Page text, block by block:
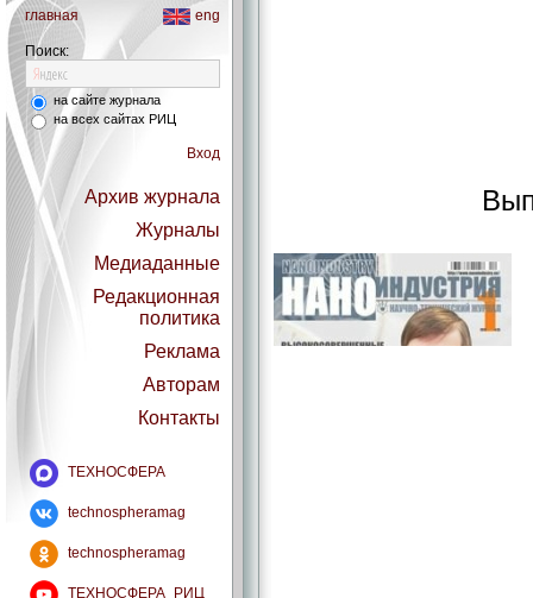
главная eng
Поиск:
на сайте журнала
на всех сайтах РИЦ
Вход
Архив журнала
Журналы
Медиаданные
Редакционная
политика
Реклама
Авторам
Контакты
ТЕХНОСФЕРА
technospheramag
technospheramag
ТЕХНОСФЕРА_РИЦ